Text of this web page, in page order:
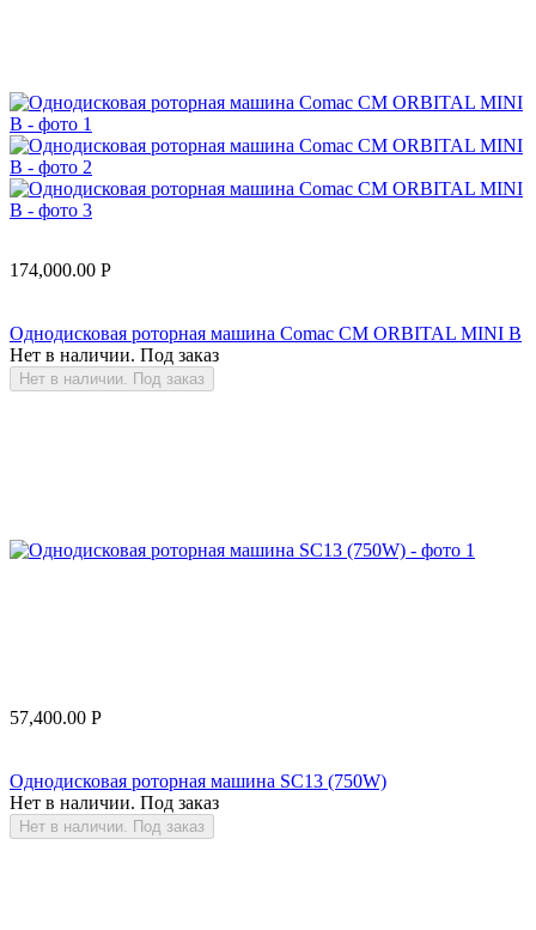
174,000.00 Р
Однодисковая роторная машина Comac CM ORBITAL MINI B
Нет в наличии. Под заказ
Нет в наличии. Под заказ
57,400.00 Р
Однодисковая роторная машина SC13 (750W)
Нет в наличии. Под заказ
Нет в наличии. Под заказ